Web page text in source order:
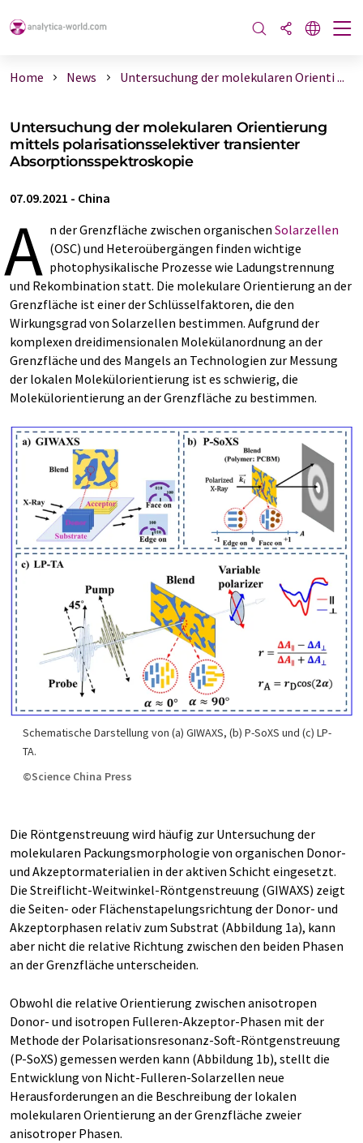
Home News Untersuchung der molekularen Orienti ...
Untersuchung der molekularen Orientierung
mittels polarisationsselektiver transienter
Absorptionsspektroskopie
07.09.2021 - China
A n der Grenzfläche zwischen organischen Solarzellen
(OSC) und Heteroübergängen finden wichtige
photophysikalische Prozesse wie Ladungstrennung
und Rekombination statt. Die molekulare Orientierung an der
Grenzfläche ist einer der Schlüsselfaktoren, die den
Wirkungsgrad von Solarzellen bestimmen. Aufgrund der
komplexen dreidimensionalen Molekülanordnung an der
Grenzfläche und des Mangels an Technologien zur Messung
der lokalen Molekülorientierung ist es schwierig, die
Molekülorientierung an der Grenzfläche zu bestimmen.
Schematische Darstellung von (a) GIWAXS, (b) P-SoXS und (c) LP-
TA.
©Science China Press
Die Röntgenstreuung wird häufig zur Untersuchung der
molekularen Packungsmorphologie von organischen Donor-
und Akzeptormaterialien in der aktiven Schicht eingesetzt.
Die Streiflicht-Weitwinkel-Röntgenstreuung (GIWAXS) zeigt
die Seiten- oder Flächenstapelungsrichtung der Donor- und
Akzeptorphasen relativ zum Substrat (Abbildung 1a), kann
aber nicht die relative Richtung zwischen den beiden Phasen
an der Grenzfläche unterscheiden.
Obwohl die relative Orientierung zwischen anisotropen
Donor- und isotropen Fulleren-Akzeptor-Phasen mit der
Methode der Polarisationsresonanz-Soft-Röntgenstreuung
(P-SoXS) gemessen werden kann (Abbildung 1b), stellt die
Entwicklung von Nicht-Fulleren-Solarzellen neue
Herausforderungen an die Beschreibung der lokalen
molekularen Orientierung an der Grenzfläche zweier
anisotroper Phasen.